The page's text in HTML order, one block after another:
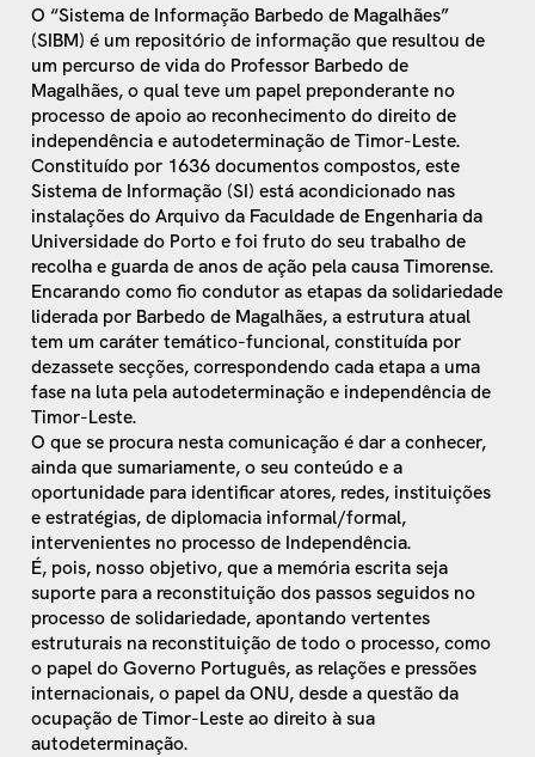
O “Sistema de Informação Barbedo de Magalhães”
(SIBM) é um repositório de informação que resultou de
um percurso de vida do Professor Barbedo de
Magalhães, o qual teve um papel preponderante no
processo de apoio ao reconhecimento do direito de
independência e autodeterminação de Timor-Leste.
Constituído por 1636 documentos compostos, este
Sistema de Informação (SI) está acondicionado nas
instalações do Arquivo da Faculdade de Engenharia da
Universidade do Porto e foi fruto do seu trabalho de
recolha e guarda de anos de ação pela causa Timorense.
Encarando como fio condutor as etapas da solidariedade
liderada por Barbedo de Magalhães, a estrutura atual
tem um caráter temático-funcional, constituída por
dezassete secções, correspondendo cada etapa a uma
fase na luta pela autodeterminação e independência de
Timor-Leste.
O que se procura nesta comunicação é dar a conhecer,
ainda que sumariamente, o seu conteúdo e a
oportunidade para identificar atores, redes, instituições
e estratégias, de diplomacia informal/formal,
intervenientes no processo de Independência.
É, pois, nosso objetivo, que a memória escrita seja
suporte para a reconstituição dos passos seguidos no
processo de solidariedade, apontando vertentes
estruturais na reconstituição de todo o processo, como
o papel do Governo Português, as relações e pressões
internacionais, o papel da ONU, desde a questão da
ocupação de Timor-Leste ao direito à sua
autodeterminação.